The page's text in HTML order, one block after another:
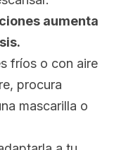
aumenta
fríos o con aire
procura
mascarilla o